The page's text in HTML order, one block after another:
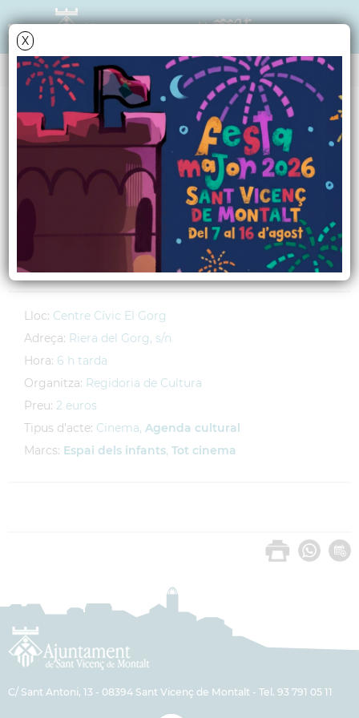
X
AGENDA
Diumenge14 novembre 2010
Cinema infantil "Nico,
el reno que quería
volar"
Lloc: Centre Cívic El Gorg
Adreça: Riera del Gorg, s/n
Hora: 6 h tarda
Organitza: Regidoria de Cultura
Preu: 2 euros
Tipus d'acte: Cinema, Agenda cultural
Marcs: Espai dels infants, Tot cinema
C/ Sant Antoni, 13 - 08394 Sant Vicenç de Montalt - Tel. 93 791 05 11